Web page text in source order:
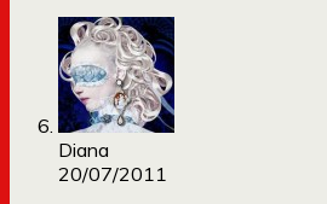
Diana
20/07/2011